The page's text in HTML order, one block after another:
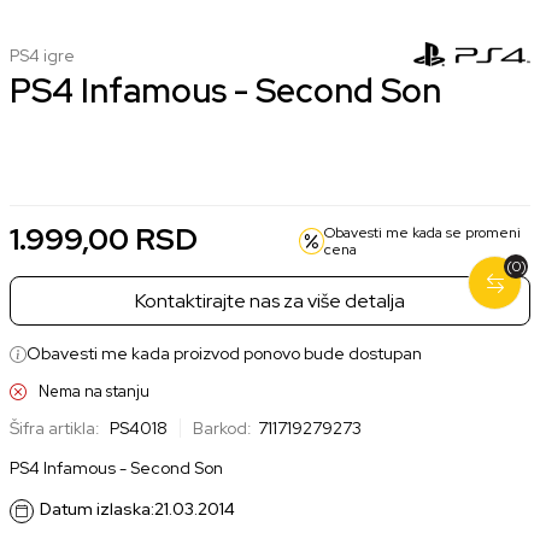
PS4 igre
PS4 Infamous - Second Son
1.999,00 RSD
Obavesti me kada se promeni
cena
Kontaktirajte nas za više detalja
Obavesti me kada proizvod ponovo bude dostupan
Nema na stanju
Šifra artikla: PS4018 Barkod: 711719279273
PS4 Infamous - Second Son
Datum izlaska:21.03.2014
(0)